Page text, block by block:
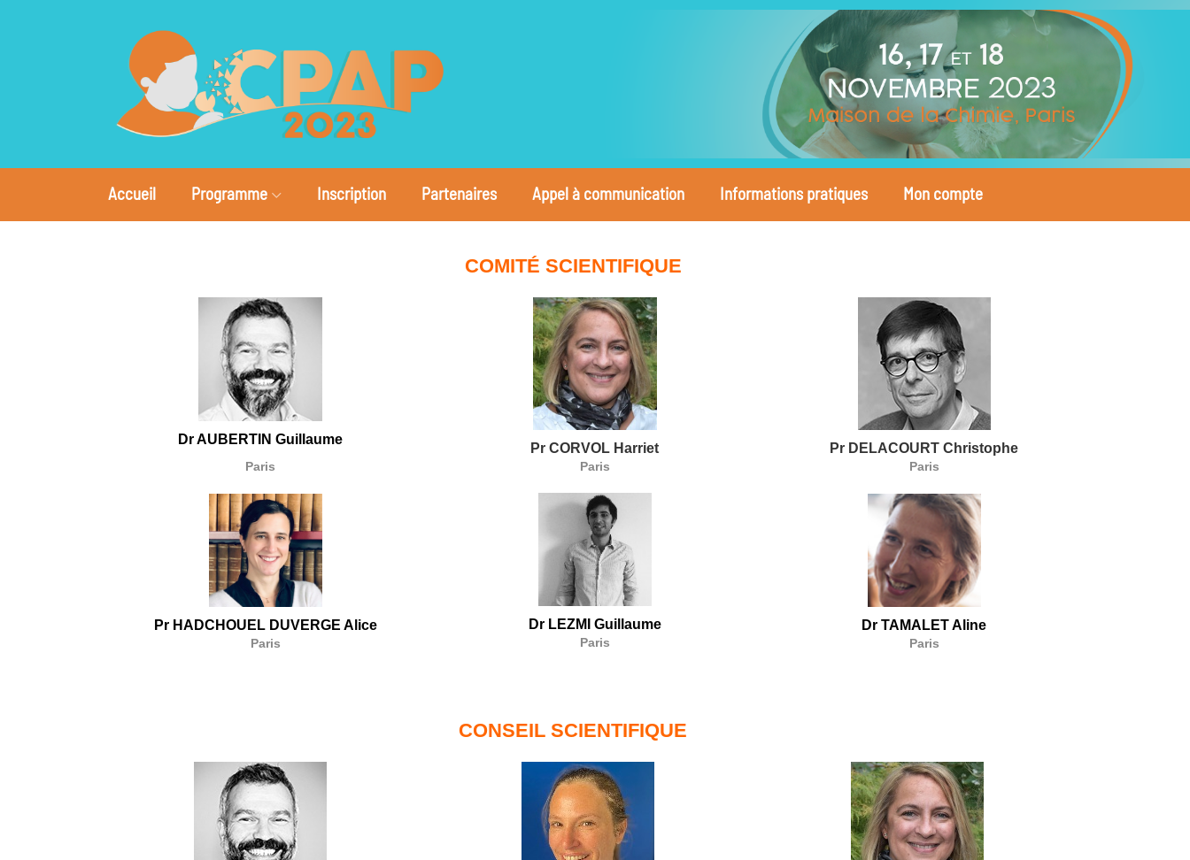
Accueil Programme Inscription Partenaires Appel à communication Informations pratiques Mon compte
COMITÉ SCIENTIFIQUE
Dr AUBERTIN Guillaume
Paris
Pr CORVOL Harriet
Paris
Pr DELACOURT Christophe
Paris
Pr HADCHOUEL DUVERGE Alice
Paris
Dr LEZMI Guillaume
Paris
Dr TAMALET Aline
Paris
CONSEIL SCIENTIFIQUE